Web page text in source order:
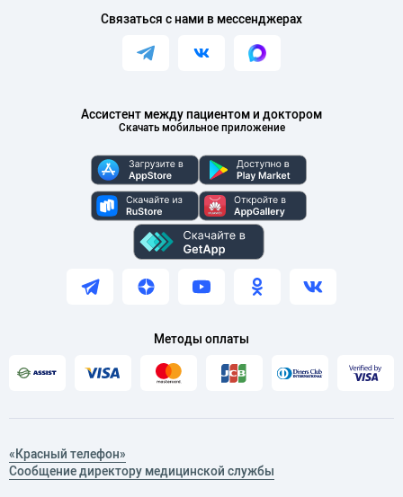
Ассистент между пациентом и доктором
Скачать мобильное приложение
Связаться с нами в мессенджерах
Методы оплаты
«Красный телефон»
Сообщение директору медицинской службы